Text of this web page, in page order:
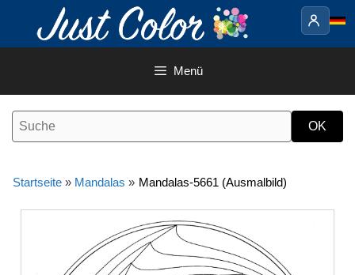
Inhalt
Menü
Startseite » Mandalas » Mandalas-5661 (Ausmalbild)